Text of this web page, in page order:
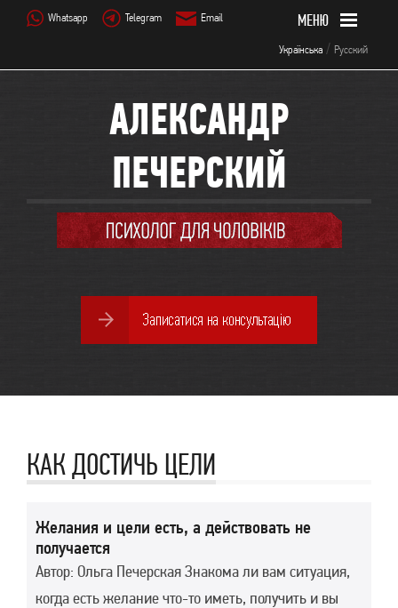
Whatsapp Telegram Email
Українська / Русский
АЛЕКСАНДР
ПЕЧЕРСКИЙ
КАК ДОСТИЧЬ ЦЕЛИ
Желания и цели есть, а действовать не
получается
Автор: Ольга Печерская Знакома ли вам ситуация,
когда есть желание что-то иметь, получить и вы